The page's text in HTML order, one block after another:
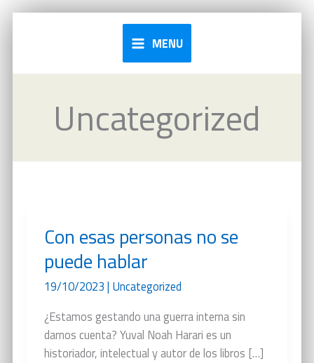
MENU
Uncategorized
Con esas personas no se
puede hablar
19/10/2023 | Uncategorized
¿Estamos gestando una guerra interna sin
darnos cuenta? Yuval Noah Harari es un
historiador, intelectual y autor de los libros […]